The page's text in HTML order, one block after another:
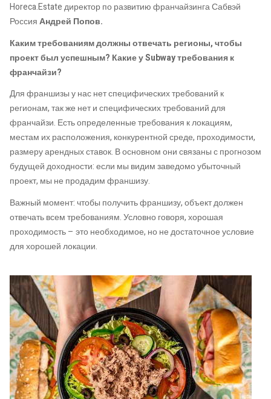
Horeca.Estate директор по развитию франчайзинга Сабвэй
РоссияАндрей Попов.
Каким требованиям должны отвечать регионы, чтобы
проект был успешным? Какие у Subway требования к
франчайзи?
Для франшизы у нас нет специфических требований к
регионам, так же нет и специфических требований для
франчайзи. Есть определенные требования к локациям,
местам их расположения, конкурентной среде, проходимости,
размеру арендных ставок. В основном они связаны с прогнозом
будущей доходности: если мы видим заведомо убыточный
проект, мы не продадим франшизу.
Важный момент: чтобы получить франшизу, объект должен
отвечать всем требованиям. Условно говоря, хорошая
проходимость – это необходимое, но не достаточное условие
для хорошей локации.